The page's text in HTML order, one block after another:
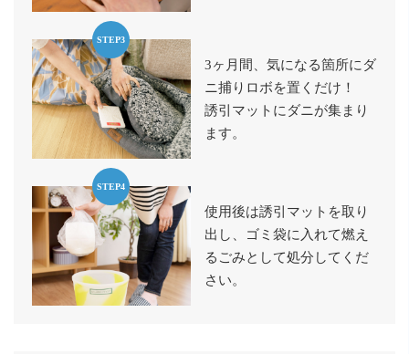
STEP3
3ヶ月間、気になる箇所にダ
ニ捕りロボを置くだけ！
誘引マットにダニが集まり
ます。
STEP4
使用後は誘引マットを取り
出し、ゴミ袋に入れて燃え
るごみとして処分してくだ
さい。